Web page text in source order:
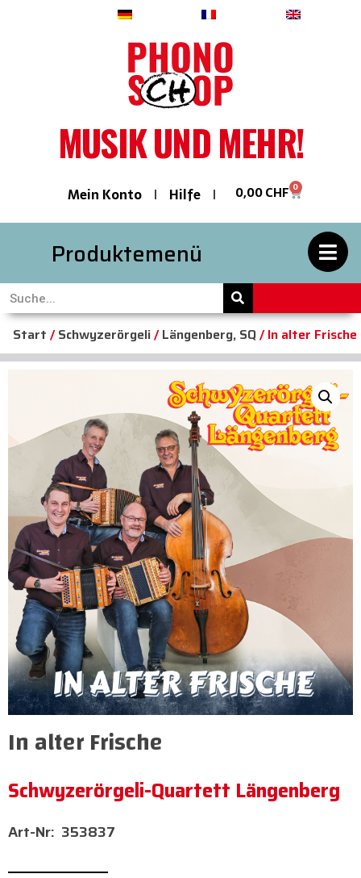
MUSIK UND MEHR!
Mein Konto Hilfe 0,00CHF 0
Produktemenü
Start /Schwyzerörgeli/Längenberg, SQ/ In alter Frische
In alter Frische
Schwyzerörgeli-Quartett Längenberg
353837